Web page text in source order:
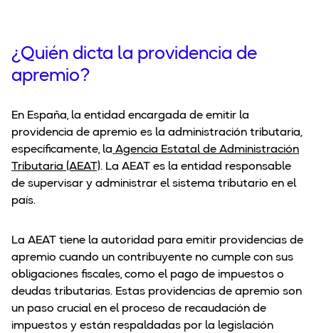
¿Quién dicta la providencia de
apremio?
En España, la entidad encargada de emitir la
providencia de apremio es la administración tributaria,
específicamente, la Agencia Estatal de Administración
Tributaria (AEAT). La AEAT es la entidad responsable
de supervisar y administrar el sistema tributario en el
país.
La AEAT tiene la autoridad para emitir providencias de
apremio cuando un contribuyente no cumple con sus
obligaciones fiscales, como el pago de impuestos o
deudas tributarias. Estas providencias de apremio son
un paso crucial en el proceso de recaudación de
impuestos y están respaldadas por la legislación